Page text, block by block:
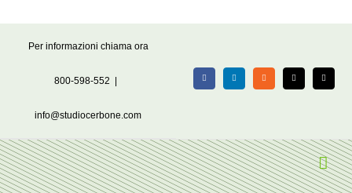
Per informazioni chiama ora
800-598-552
info@studiocerbone.com
FacebookLinkedIn Rss X Email